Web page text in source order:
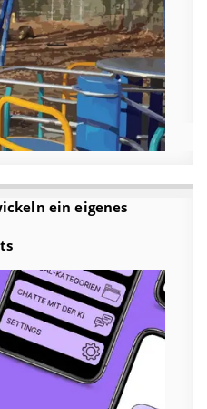
ein eigenes